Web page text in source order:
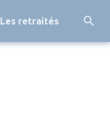
Les retraités